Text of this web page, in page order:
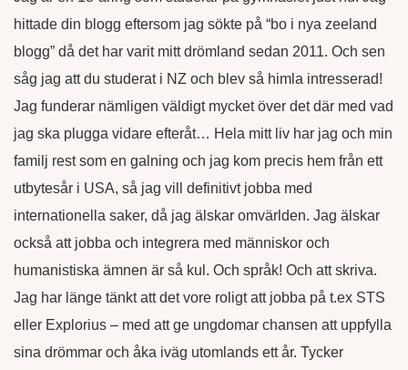
hittade din blogg eftersom jag sökte på “bo i nya zeeland
blogg” då det har varit mitt drömland sedan 2011. Och sen
såg jag att du studerat i NZ och blev så himla intresserad!
Jag funderar nämligen väldigt mycket över det där med vad
jag ska plugga vidare efteråt… Hela mitt liv har jag och min
familj rest som en galning och jag kom precis hem från ett
utbytesår i USA, så jag vill definitivt jobba med
internationella saker, då jag älskar omvärlden. Jag älskar
också att jobba och integrera med människor och
humanistiska ämnen är så kul. Och språk! Och att skriva.
Jag har länge tänkt att det vore roligt att jobba på t.ex STS
eller Explorius – med att ge ungdomar chansen att uppfylla
sina drömmar och åka iväg utomlands ett år. Tycker